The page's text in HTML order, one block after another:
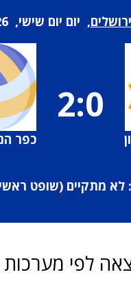
, יום יום שישי, 12/06/2026, 13:15
2:0
כפר
לא מתקיים (שופט ראשי
לפי מערכות